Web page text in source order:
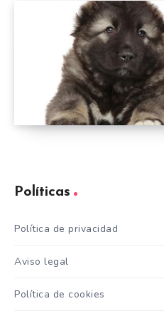
Políticas
Política de privacidad
Aviso legal
Política de cookies